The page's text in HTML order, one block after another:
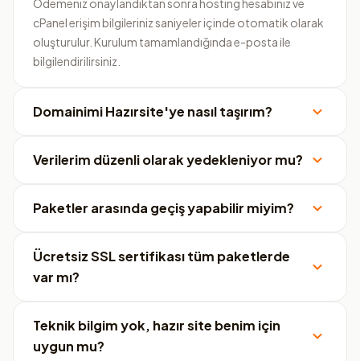
Ödemeniz onaylandıktan sonra hosting hesabınız ve
cPanel erişim bilgileriniz saniyeler içinde otomatik olarak
oluşturulur. Kurulum tamamlandığında e-posta ile
bilgilendirilirsiniz.
Domainimi Hazırsite'ye nasıl taşırım?
Verilerim düzenli olarak yedekleniyor mu?
Paketler arasında geçiş yapabilir miyim?
Ücretsiz SSL sertifikası tüm paketlerde
var mı?
Teknik bilgim yok, hazır site benim için
uygun mu?